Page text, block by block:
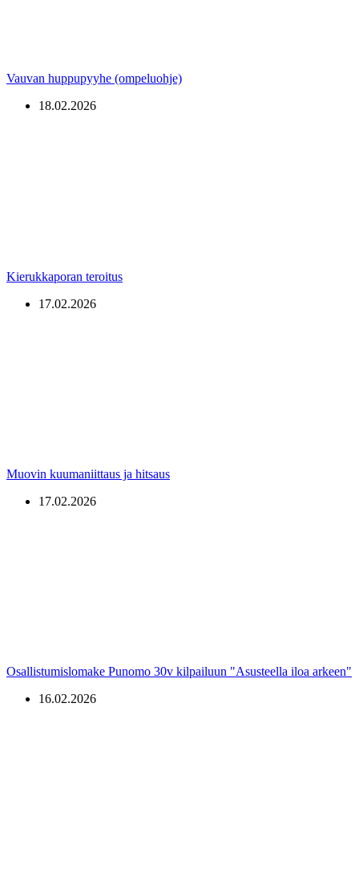
Vauvan huppupyyhe (ompeluohje)
18.02.2026
Kierukkaporan teroitus
17.02.2026
Muovin kuumaniittaus ja hitsaus
17.02.2026
Osallistumislomake Punomo 30v kilpailuun "Asusteella iloa arkeen"
16.02.2026